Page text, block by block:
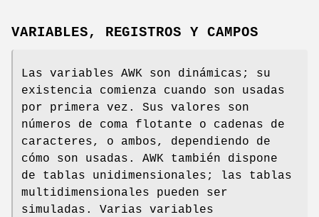
VARIABLES, REGISTROS Y CAMPOS
Las variables AWK son dinámicas; su
existencia comienza cuando son usadas
por primera vez. Sus valores son
números de coma flotante o cadenas de
caracteres, o ambos, dependiendo de
cómo son usadas. AWK también dispone
de tablas unidimensionales; las tablas
multidimensionales pueden ser
simuladas. Varias variables